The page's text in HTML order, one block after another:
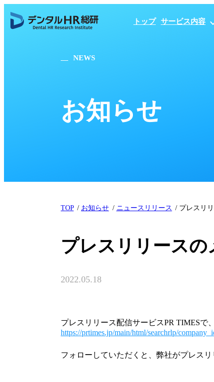
トップ サービス内容
NEWS
お知らせ
TOP お知らせ ニュースリリース プレスリ
プレスリリース
2022.05.18
プレスリリース配信サービスPR TIMESで
https://prtimes.jp/main/html/searchrlp/
フォローしていただくと、弊社がプレス